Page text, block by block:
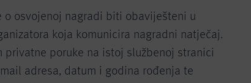
o osvojenoj nagradi biti obaviješteni u
koja komunicira nagradni natječaj.
poruke na istoj službenoj stranici
adresa, datum i godina rođenja te